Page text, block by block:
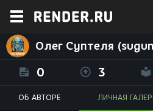
Олег Суптеля
0 3
ОБ АВТОРЕ ЛИЧНАЯ